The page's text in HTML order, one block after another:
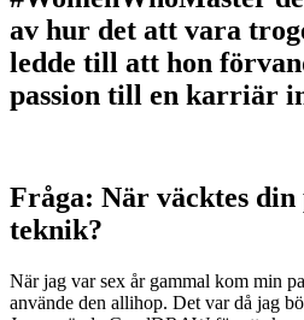
av hur det att vara
ledde till att hon
passion till en karriär
Fråga: När väcktes din
teknik?
När jag var sex år gammal kom min
använde den allihop. Det var då jag